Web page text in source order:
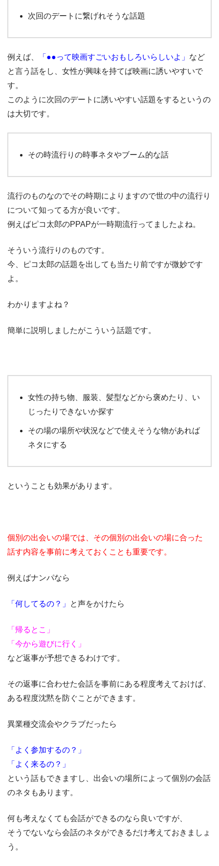
次回のデートに繋げれそうな話題
例えば、 「●●って映画すごいおもしろいらしいよ」 など
と言う話をし、女性が興味を持てば映画に誘いやすいで
す。
このように次回のデートに誘いやすい話題をするというの
は大切です。
その時流行りの時事ネタやブーム的な話
流行のものなのでその時期によりますので世の中の流行り
について知ってる方が良いです。
例えばピコ太郎のPPAPが一時期流行ってましたよね。
そういう流行りのものです。
今、ピコ太郎の話題を出しても当たり前ですが微妙です
よ。
わかりますよね？
簡単に説明しましたがこういう話題です。
女性の持ち物、服装、髪型などから褒めたり、い
じったりできないか探す
その場の場所や状況などで使えそうな物があれば
ネタにする
ということも効果があります。
個別の出会いの場では、その個別の出会いの場に合った
話す内容を事前に考えておくことも重要です。
例えばナンパなら
「何してるの？」 と声をかけたら
「帰るとこ」
「今から遊びに行く」
など返事が予想できるわけです。
その返事に合わせた会話を事前にある程度考えておけば、
ある程度沈黙を防ぐことができます。
異業種交流会やクラブだったら
「よく参加するの？」
「よく来るの？」
という話もできますし、出会いの場所によって個別の会話
のネタもあります。
何も考えなくても会話ができるのなら良いですが、
そうでないなら会話のネタができるだけ考えておきましょ
う。